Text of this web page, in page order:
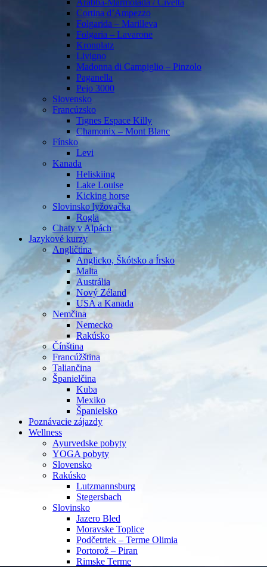
Arabba-Marmolada / Civetta
Cortina d’Ampezzo
Folgarida – Marilleva
Folgaria – Lavarone
Kronplatz
Livigno
Madonna di Campiglio – Pinzolo
Paganella
Pejo 3000
Slovensko
Francúzsko
Tignes Espace Killy
Chamonix – Mont Blanc
Fínsko
Levi
Kanada
Heliskiing
Lake Louise
Kicking horse
Slovinsko lyžovačka
Rogla
Chaty v Alpách
Jazykové kurzy
Angličtina
Anglicko, Škótsko a Írsko
Malta
Austrália
Nový Zéland
USA a Kanada
Nemčina
Nemecko
Rakúsko
Čínština
Francúžština
Taliančina
Španielčina
Kuba
Mexiko
Španielsko
Poznávacie zájazdy
Wellness
Ayurvedske pobyty
YOGA pobyty
Slovensko
Rakúsko
Lutzmannsburg
Stegersbach
Slovinsko
Jazero Bled
Moravske Toplice
Podčetrtek – Terme Olimia
Portorož – Piran
Rimske Terme